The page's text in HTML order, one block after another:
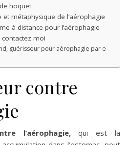
hoquet
et métaphysique de l’aérophagie
à distance pour l’aérophagie
contactez moi
guérisseur pour aérophagie par e-
contre
l’aérophagie,qui est la